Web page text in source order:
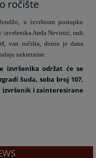
ročište
u izvršnom postupku
izvršenika Anđa Nevistić, radi
van ročišta, donio je dana
nekretnine.
izvršenika održat će se
Suda, soba broj 107,
i zainteresirane